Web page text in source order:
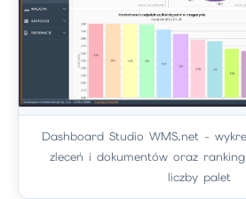
Dashboard Studio WMS.net -
zleceń i dokumentów oraz
liczby palet